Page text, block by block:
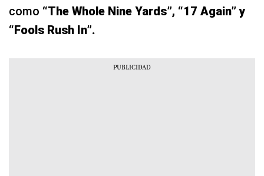
como “The Whole Nine Yards”, “17 Again” y
“Fools Rush In”.